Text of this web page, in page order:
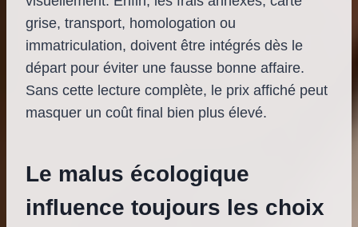
grise, transport, homologation ou
immatriculation, doivent être intégrés dès le
départ pour éviter une fausse bonne affaire.
Sans cette lecture complète, le prix affiché peut
masquer un coût final bien plus élevé.
Le malus écologique
influence toujours les choix